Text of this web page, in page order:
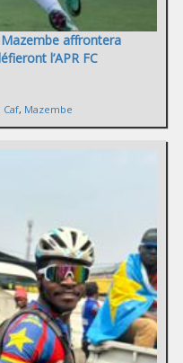
affrontera
l’APR FC
Caf, Mazembe